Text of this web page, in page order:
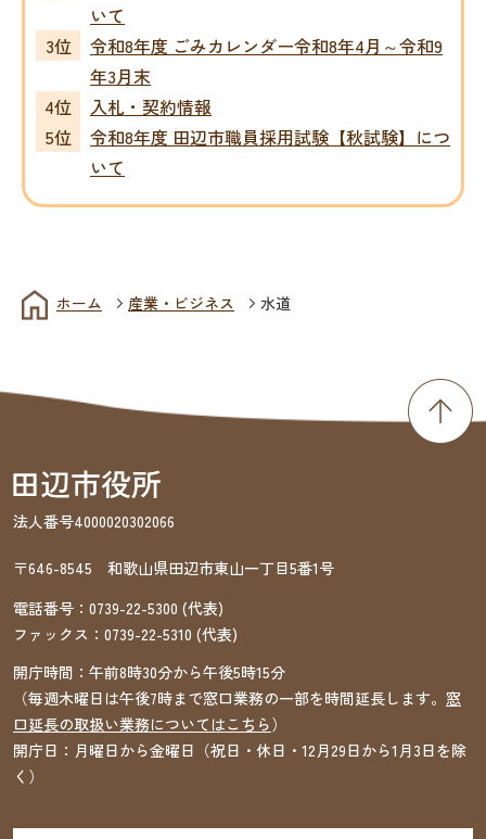
いて
令和8年度 ごみカレンダー令和8年4月～令和9
年3月末
入札・契約情報
令和8年度 田辺市職員採用試験【秋試験】につ
いて
ホーム 産業・ビジネス 水道
法人番号4000020302066
〒646-8545 和歌山県田辺市東山一丁目5番1号
電話番号： 0739-22-5300 (代表)
ファックス： 0739-22-5310 (代表)
開庁時間：午前8時30分から午後5時15分
（毎週木曜日は午後7時まで窓口業務の一部を時間延長します。 窓
口延長の取扱い業務についてはこちら）
開庁日：月曜日から金曜日（祝日・休日・12月29日から1月3日を除
く）